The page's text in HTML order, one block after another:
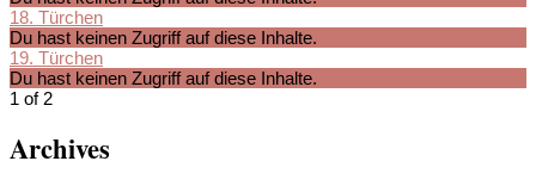
18. Türchen
Du hast keinen Zugriff auf diese Inhalte.
19. Türchen
Du hast keinen Zugriff auf diese Inhalte.
1 of 2
Archives